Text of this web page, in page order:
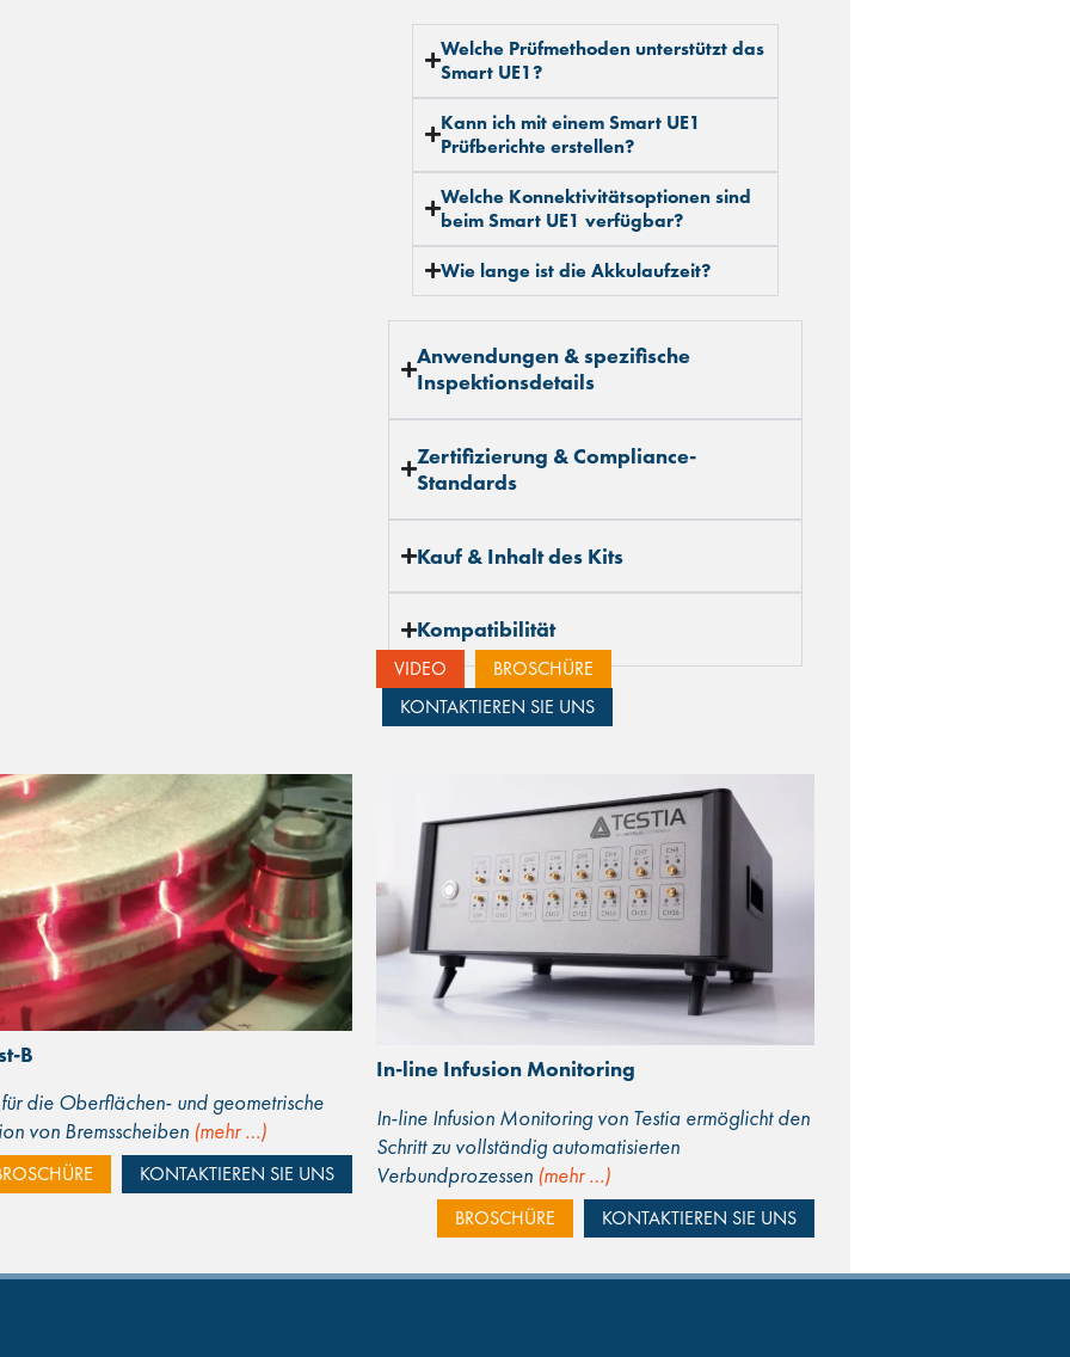
Welche Prüfmethoden unterstützt das
Smart UE1?
Kann ich mit einem Smart UE1
Prüfberichte erstellen?
Welche Konnektivitätsoptionen sind
beim Smart UE1 verfügbar?
Wie lange ist die Akkulaufzeit?
Anwendungen & spezifische
Inspektionsdetails
Zertifizierung & Compliance-
Standards
Kauf & Inhalt des Kits
Kompatibilität
VIDEO
BROSCHÜRE
KONTAKTIEREN SIE UNS
B
für die Oberflächen- und geometrische
von Bremsscheiben (mehr …)
KONTAKTIEREN SIE UNS
In-line Infusion Monitoring
In-line Infusion Monitoring von Testia ermöglicht den
Schritt zu vollständig automatisierten
Verbundprozessen (mehr …)
BROSCHÜRE KONTAKTIEREN SIE UNS